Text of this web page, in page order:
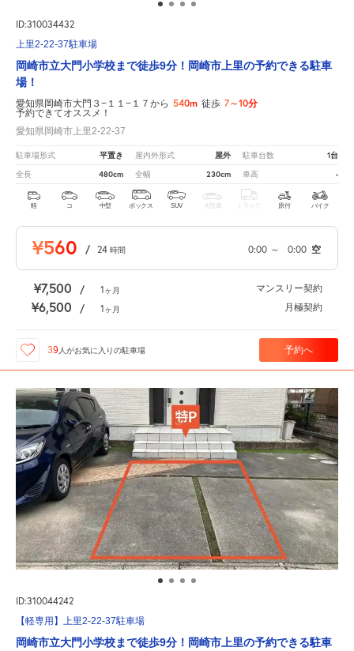
ID:310034432
上里2-22-37駐車場
岡崎市立大門小学校まで徒歩9分！岡崎市上里の予約できる駐車
場！
愛知県岡崎市大門３−１１−１７から 540m 徒歩 7～10分
予約できてオススメ！
愛知県岡崎市上里2-22-37
駐車場形式 平置き 屋内外形式 屋外 駐車台数 1台
全長 480cm 全幅 230cm 車高 -
軽 コ 中型 ボックス SUV 大型車 トラック 原付 バイク
¥560 / 24 時間 0:00 ～ 0:00 空
¥7,500 / 1ヶ月 マンスリー契約
¥6,500 / 1ヶ月 月極契約
39人がお気に入りの駐車場 予約へ
ID:310044242
【軽専用】上里2-22-37駐車場
岡崎市立大門小学校まで徒歩9分！岡崎市上里の予約できる駐車